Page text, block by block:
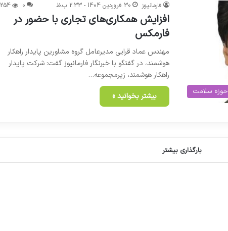
حوزه سلامت
فارمانیوز 30 فروردین 1404 - 2:33 ب.ظ 0
254
افزایش همکاری‌های تجاری با حضور در
فارمکس
مهندس عماد قرایی مدیرعامل گروه مشاورین پایدار راهکار
هوشمند، در گفتگو با خبرنگار فارمانیوز گفت: شرکت پایدار
راهکار هوشمند، زیرمجموعه…
بیشتر بخوانید »
بارگذاری بیشتر